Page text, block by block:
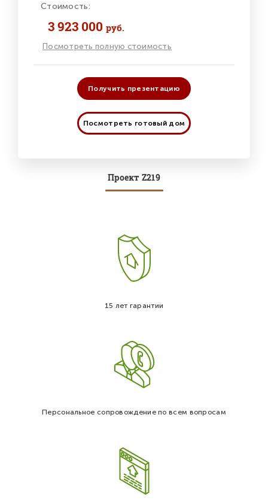
Стоимость:
3 923 000 руб.
Посмотреть полную стоимость
Получить презентацию
Посмотреть готовый дом
Проект Z219
15 лет гарантии
Персональное сопровождение по всем вопросам